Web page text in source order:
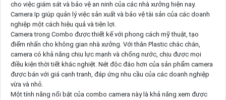
cho việc giám sát và bảo vệ an ninh của các nhà xưởng hiện nay.
Camera Ip giúp quản lý việc sản xuất và bảo vệ tài sản của các doanh
nghiệp một cách hiệu quả và tiện lợi.
Camera trong Combo được thiết kế với phong cách mỹ thuật, tạo
điểm nhấn cho không gian nhà xưởng. Với thân Plastic chắc chắn,
camera có khả năng chịu lực mạnh và chống nước, chịu được mọi
điều kiện thời tiết khắc nghiệt. Nét độc đáo hơn của sản phẩm camera
được bán với giá cạnh tranh, đáp ứng nhu cầu của các doanh nghiệp
vừa và nhỏ.
Một tính năng nổi bật của combo camera này là khả năng xem được